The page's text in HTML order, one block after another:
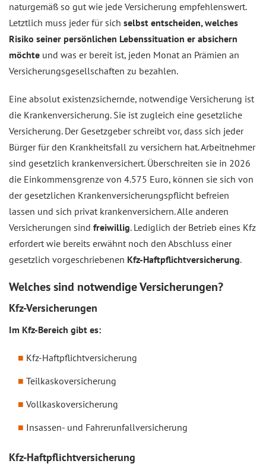
naturgemäß so gut wie jede Versicherung empfehlenswert.
Letztlich muss jeder für sich selbst entscheiden, welches
Risiko seiner persönlichen Lebenssituation er absichern
möchte und was er bereit ist, jeden Monat an Prämien an
Versicherungsgesellschaften zu bezahlen.
Eine absolut existenzsichernde, notwendige Versicherung ist
die Krankenversicherung. Sie ist zugleich eine gesetzliche
Versicherung. Der Gesetzgeber schreibt vor, dass sich jeder
Bürger für den Krankheitsfall zu versichern hat. Arbeitnehmer
sind gesetzlich krankenversichert. Überschreiten sie in 2026
die Einkommensgrenze von 4.575 Euro, können sie sich von
der gesetzlichen Krankenversicherungspflicht befreien
lassen und sich privat krankenversichern. Alle anderen
Versicherungen sind freiwillig. Lediglich der Betrieb eines Kfz
erfordert wie bereits erwähnt noch den Abschluss einer
gesetzlich vorgeschriebenen Kfz-Haftpflichtversicherung.
Welches sind notwendige Versicherungen?
Kfz-Versicherungen
Im Kfz-Bereich gibt es:
Kfz-Haftpflichtversicherung
Teilkaskoversicherung
Vollkaskoversicherung
Insassen- und Fahrerunfallversicherung
Kfz-Haftpflichtversicherung